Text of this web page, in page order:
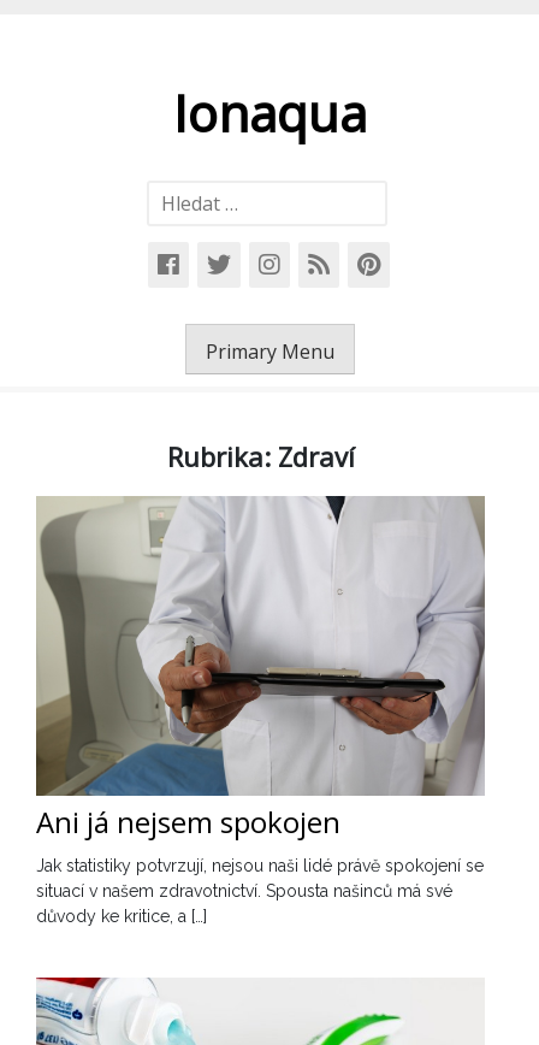
Ionaqua
Vyhledávání
Primary Menu
Rubrika: Zdraví
Ani já nejsem spokojen
Jak statistiky potvrzují, nejsou naši lidé právě spokojení se
situací v našem zdravotnictví. Spousta našinců má své
důvody ke kritice, a […]